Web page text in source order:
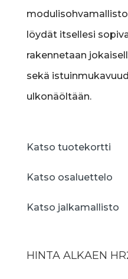
löydät itsellesi
rakennetaan
sekä
ulkonäöltään.
Katso tuotekortti
Katso osaluettelo
Katso jalkamallisto
HINTA ALKAEN